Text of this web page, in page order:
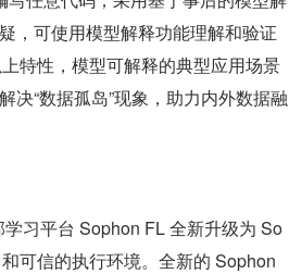
，可使用模型解释功能理解和验证
特性，模型可解释的典型应用场景
“数据孤岛”现象，助力内外数据融
习平台 Sophon FL 全新升级为 So
可信的执行环境。全新的 Sophon